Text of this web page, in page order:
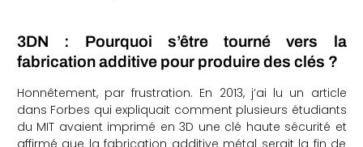
3DN : Pourquoi s’être tourné vers la
fabrication additive pour produire des clés ?
Honnêtement, par frustration. En 2013, j’ai lu un article
dans Forbes qui expliquait comment plusieurs étudiants
du MIT avaient imprimé en 3D une clé haute sécurité et